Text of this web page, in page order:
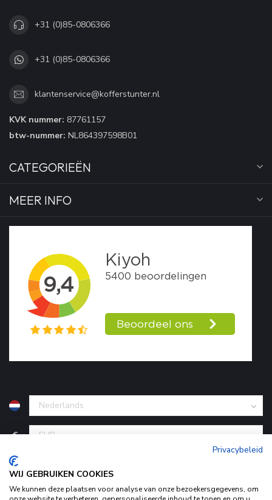
+31 (0)85-0806366
+31 (0)85-0806366
klantenservice@kofferstunter.nl
KVK nummer: 87761157
btw-nummer: NL864397598B01
CATEGORIEËN
MEER INFO
€
Privacybeleid
WIJ GEBRUIKEN COOKIES
We kunnen deze plaatsen voor analyse van onze bezoekersgegevens, om